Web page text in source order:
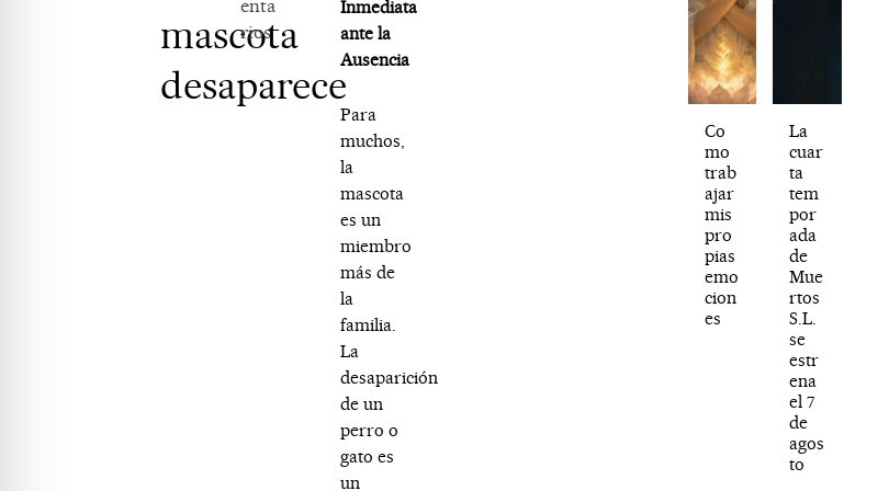
mascota
desaparece
enta
rios
Inmediata
ante la
Ausencia
Para
muchos,
la
mascota
es un
miembro
más de
la
familia.
La
desaparición
de un
perro o
gato es
un
Co
mo
trab
ajar
mis
pro
pias
emo
cion
es
La
cuar
ta
tem
por
ada
de
Mue
rtos
S.L.
se
estr
ena
el 7
de
agos
to